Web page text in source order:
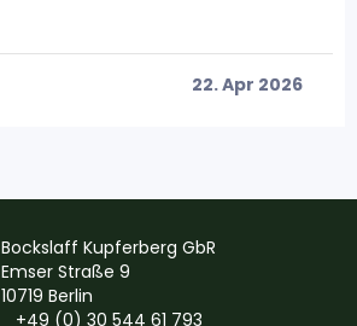
22. Apr 2026
Bockslaff Kupferberg GbR
Emser Straße 9
10719 Berlin
+49 (0) 30 544 61 793